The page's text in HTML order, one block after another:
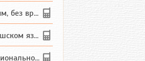
...
языке
дл...